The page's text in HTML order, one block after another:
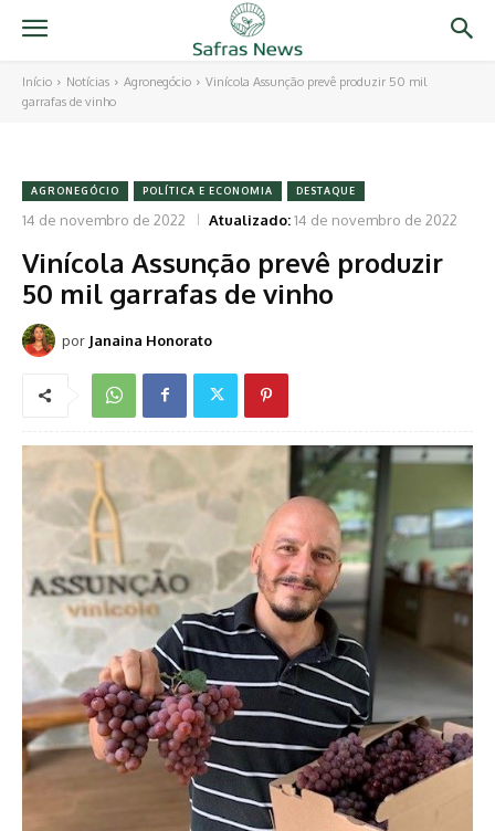
Início Notícias Agronegócio
Vinícola Assunção prevê produzir 50 mil
garrafas de vinho
AGRONEGÓCIO POLÍTICA E ECONOMIA DESTAQUE
14 de novembro de 2022 Atualizado:14 de novembro de 2022
Vinícola Assunção prevê produzir
50 mil garrafas de vinho
por Janaina Honorato